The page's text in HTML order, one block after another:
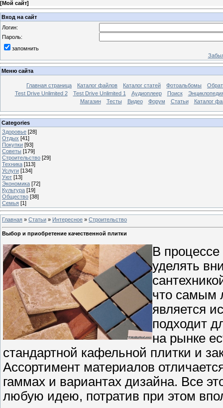
[Мой сайт]
Вход на сайт
Логин:
Пароль:
запомнить
Меню сайта
Главная страница Каталог файлов Каталог статей Фотоальбомы
Test Drive Unlimited 2
Test Drive Unlimited 1 Аудиоплеер Поиск
Магазин
Тесты Видео Форум Статьи Каталог
Categories
Здоровье [28]
Отдых [41]
Покупки [93]
Советы [179]
Строительство [29]
Техника [113]
Услуги [134]
Уют [13]
Экономика [72]
Культура [19]
Общество [38]
Семья [1]
Главная » Статьи » Интересное » Строительство
Выбор и приобретение качественной плитки
В
уделять
что самым
является
подходит
на рынке
стандартной кафельной плитки и
Ассортимент материалов
гаммах и вариантах дизайна. Все
любую идею, потратив при этом